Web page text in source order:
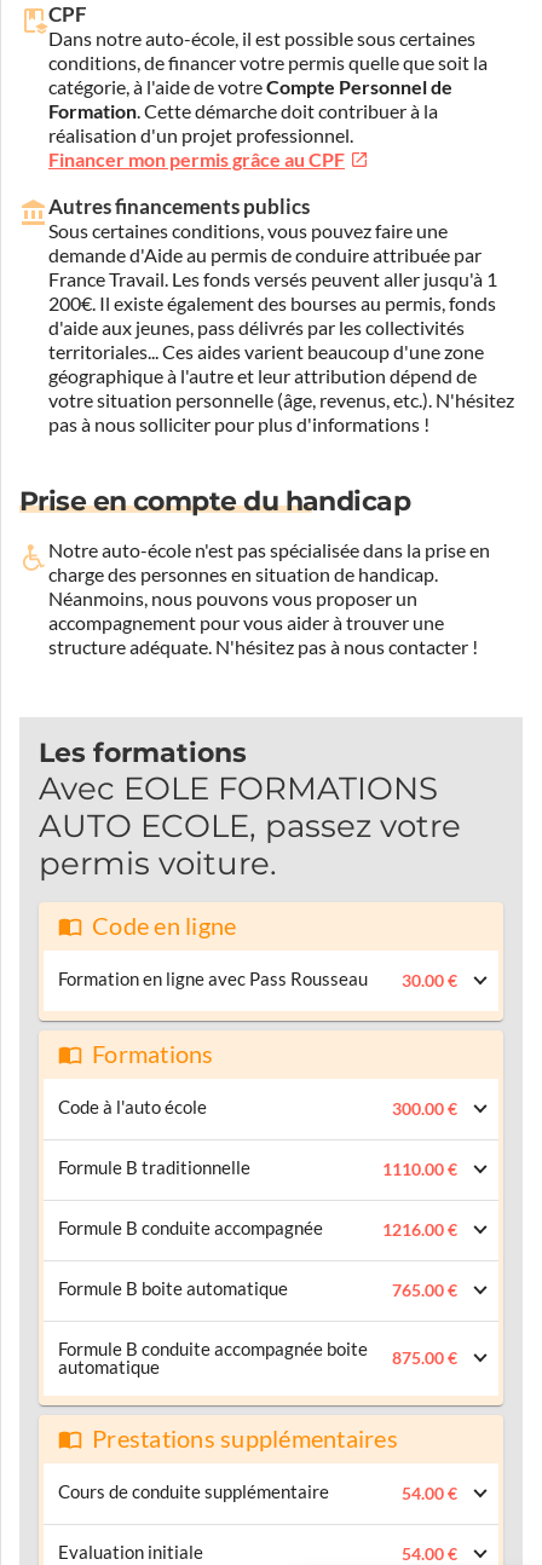
CPF
Dans notre auto-école, il est possible sous certaines
conditions, de financer votre permis quelle que soit la
catégorie, à l'aide de votreCompte Personnel de
Formation. Cette démarche doit contribuer à la
réalisation d'un projet professionnel.
Financer mon permis grâce au CPF
Autres financements publics
Sous certaines conditions, vous pouvez faire une
demande d'Aide au permis de conduire attribuée par
France Travail. Les fonds versés peuvent aller jusqu'à 1
200€. Il existe également des bourses au permis, fonds
d'aide aux jeunes, pass délivrés par les collectivités
territoriales... Ces aides varient beaucoup d'une zone
géographique à l'autre et leur attribution dépend de
votre situation personnelle (âge, revenus, etc.). N'hésitez
pas à nous solliciter pour plus d'informations !
Prise en compte du handicap
Notre auto-école n'est pas spécialisée dans la prise en
charge des personnes en situation de handicap.
Néanmoins, nous pouvons vous proposer un
accompagnement pour vous aider à trouver une
structure adéquate. N'hésitez pas à nous contacter !
Les formations
Avec EOLE FORMATIONS
AUTO ECOLE, passez votre
permis voiture.
Code en ligne
Formation en ligne avec Pass Rousseau 30.00 €
Formations
Code à l'auto école 300.00 €
Formule B traditionnelle 1110.00 €
Formule B conduite accompagnée 1216.00 €
Formule B boite automatique 765.00 €
Formule B conduite accompagnée boite
automatique
875.00 €
Prestations supplémentaires
Cours de conduite supplémentaire 54.00 €
Evaluation initiale 54.00 €